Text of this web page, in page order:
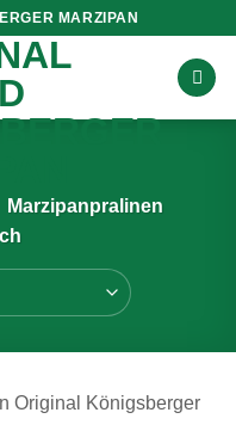
MARZIPAN
Marzipanpralinen
Original Königsberger